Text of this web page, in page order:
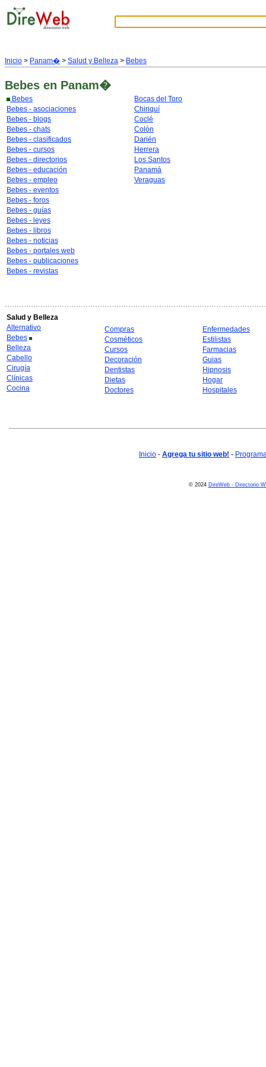
Inicio > Panam� > Salud y Belleza > Bebes
Bebes en Panam�
Bebes
Bebes - asociaciones
Bebes - blogs
Bebes - chats
Bebes - clasificados
Bebes - cursos
Bebes - directorios
Bebes - educación
Bebes - empleo
Bebes - eventos
Bebes - foros
Bebes - guías
Bebes - leyes
Bebes - libros
Bebes - noticias
Bebes - portales web
Bebes - publicaciones
Bebes - revistas
Bocas del Toro
Chiriquí
Coclé
Colón
Darién
Herrera
Los Santos
Panamá
Veraguas
Salud y Belleza
Alternativo
Bebes
Belleza
Cabello
Cirugía
Clínicas
Cocina
Compras
Cosméticos
Cursos
Decoración
Dentistas
Dietas
Doctores
Enfermedades
Estilistas
Farmacias
Guias
Hipnosis
Hogar
Hospitales
Inicio - Agrega tu sitio web! -
© 2024 DireWeb - Directorio